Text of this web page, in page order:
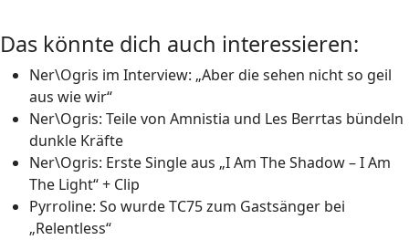
Das könnte dich auch interessieren:
Ner\Ogris im Interview: „Aber die sehen nicht so geil
aus wie wir“
Ner\Ogris: Teile von Amnistia und Les Berrtas bündeln
dunkle Kräfte
Ner\Ogris: Erste Single aus „I Am The Shadow – I Am
The Light“ + Clip
Pyrroline: So wurde TC75 zum Gastsänger bei
„Relentless“